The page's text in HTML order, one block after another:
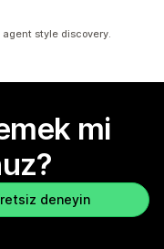
style discovery.
mi
deneyin